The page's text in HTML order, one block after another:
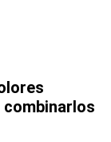
combinarlos